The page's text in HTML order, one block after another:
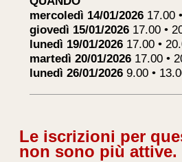
mercoledì 14/01/2026 17.00
giovedì 15/01/2026 17.00 •
lunedì 19/01/2026 17.00 •
martedì 20/01/2026 17.00 •
lunedì 26/01/2026 9.00 •
Le iscrizioni per
non sono più attive.